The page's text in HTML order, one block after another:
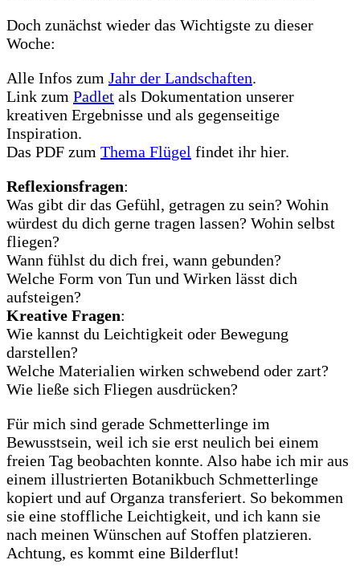
Doch zunächst wieder das Wichtigste zu dieser
Woche:
Alle Infos zum Jahr der Landschaften.
Link zum Padlet als Dokumentation unserer
kreativen Ergebnisse und als gegenseitige
Inspiration.
Das PDF zum Thema Flügel findet ihr hier.
Reflexionsfragen:
Was gibt dir das Gefühl, getragen zu sein? Wohin
würdest du dich gerne tragen lassen? Wohin selbst
fliegen?
Wann fühlst du dich frei, wann gebunden?
Welche Form von Tun und Wirken lässt dich
aufsteigen?
Kreative Fragen:
Wie kannst du Leichtigkeit oder Bewegung
darstellen?
Welche Materialien wirken schwebend oder zart?
Wie ließe sich Fliegen ausdrücken?
Für mich sind gerade Schmetterlinge im
Bewusstsein, weil ich sie erst neulich bei einem
freien Tag beobachten konnte. Also habe ich mir aus
einem illustrierten Botanikbuch Schmetterlinge
kopiert und auf Organza transferiert. So bekommen
sie eine stoffliche Leichtigkeit, und ich kann sie
nach meinen Wünschen auf Stoffen platzieren.
Achtung, es kommt eine Bilderflut!